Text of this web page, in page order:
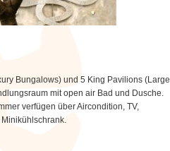
Bungalows) und 5 King Pavilions (Large
mit open air Bad und Dusche.
verfügen über Aircondition, TV,